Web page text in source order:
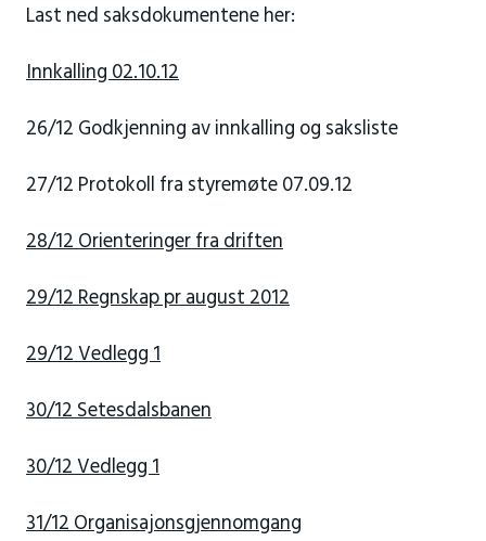
Last ned saksdokumentene her:
Innkalling 02.10.12
26/12 Godkjenning av innkalling og saksliste
27/12 Protokoll fra styremøte 07.09.12
28/12 Orienteringer fra driften
29/12 Regnskap pr august 2012
29/12 Vedlegg 1
30/12 Setesdalsbanen
30/12 Vedlegg 1
31/12 Organisajonsgjennomgang